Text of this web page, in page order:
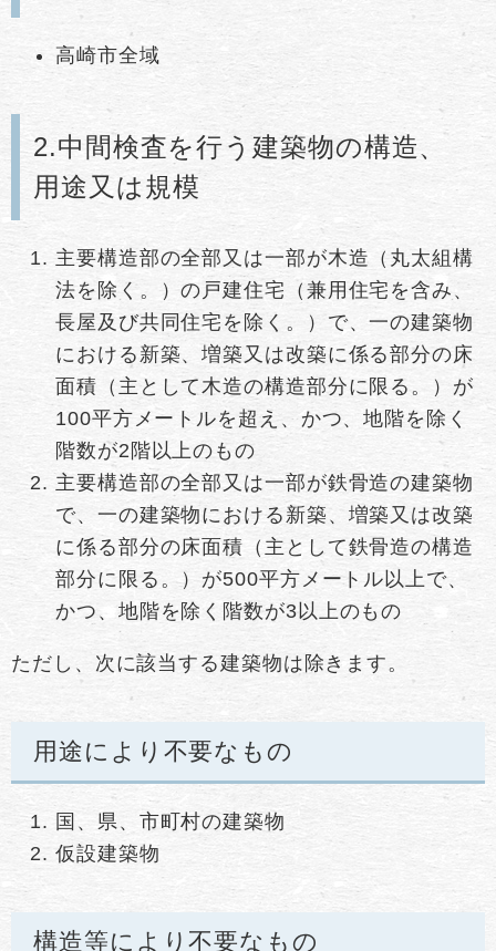
高崎市全域
2.中間検査を行う建築物の構造、
用途又は規模
主要構造部の全部又は一部が木造（丸太組構
法を除く。）の戸建住宅（兼用住宅を含み、
長屋及び共同住宅を除く。）で、一の建築物
における新築、増築又は改築に係る部分の床
面積（主として木造の構造部分に限る。）が
100平方メートルを超え、かつ、地階を除く
階数が2階以上のもの
主要構造部の全部又は一部が鉄骨造の建築物
で、一の建築物における新築、増築又は改築
に係る部分の床面積（主として鉄骨造の構造
部分に限る。）が500平方メートル以上で、
かつ、地階を除く階数が3以上のもの
ただし、次に該当する建築物は除きます。
用途により不要なもの
国、県、市町村の建築物
仮設建築物
構造等により不要なもの